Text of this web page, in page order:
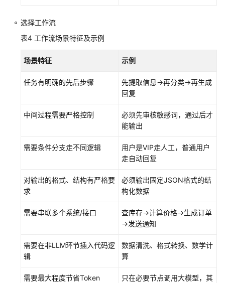
持
区
统
选择工作流
表4 工作流场景特征及示例
场景特征 示例
任务有明确的先后步骤
先提取信息→再分类→再生成
回复
中间过程需要严格控制
必须先审核敏感词，通过后才
能输出
需要条件分支走不同逻辑
用户是VIP走人工，普通用户
走自动回复
对输出的格式、结构有严格要
求
必须输出固定JSON格式的结
构化数据
需要串联多个系统/接口
查库存→计算价格→生成订单
→发送通知
需要在非LLM环节插入代码逻
辑
数据清洗、格式转换、数学计
算
需要最大程度节省Token
只在必要节点调用大模型，其